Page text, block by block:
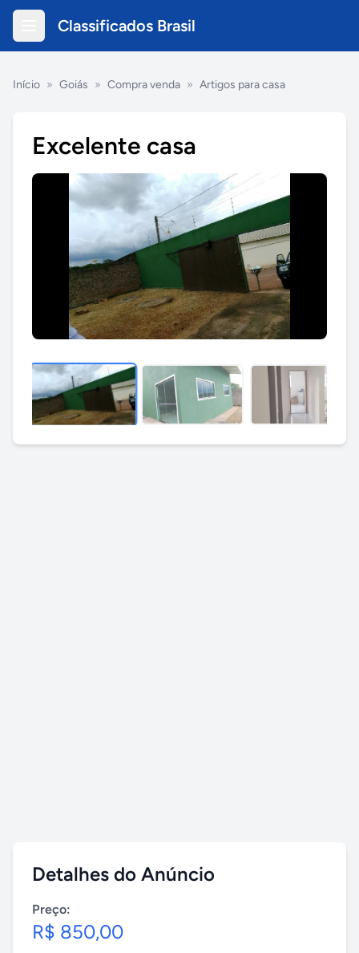
Classificados Brasil
Início » Goiás » Compra venda » Artigos para casa
Excelente casa
Detalhes do Anúncio
Preço:
R$ 850,00